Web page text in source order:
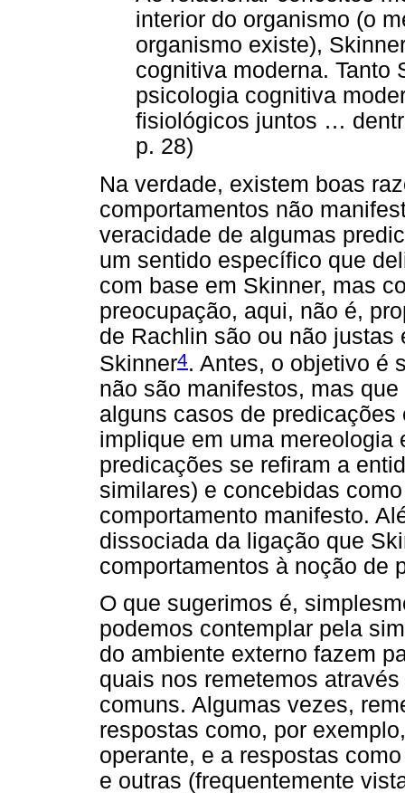
interior do organismo (o
organismo existe),
cognitiva moderna.
psicologia cognitiva
fisiológicos juntos …
p. 28)
Na verdade, existem boas
comportamentos não
veracidade de algumas
um sentido específico que
com base em Skinner, mas
preocupação, aqui, não é,
de Rachlin são ou não
Skinner4. Antes, o objetivo é
não são manifestos, mas
alguns casos de
implique em uma
predicações se refiram a
similares) e concebidas
comportamento manifesto.
dissociada da ligação que
comportamentos à noção de
O que sugerimos é,
podemos contemplar pela
do ambiente externo fazem
quais nos remetemos
comuns. Algumas vezes,
respostas como, por
operante, e a respostas
e outras (frequentemente